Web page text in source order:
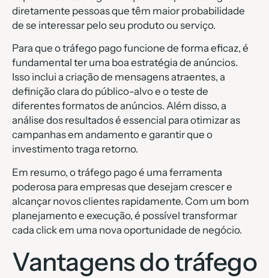
diretamente pessoas que têm maior probabilidade
de se interessar pelo seu produto ou serviço.
Para que o tráfego pago funcione de forma eficaz, é
fundamental ter uma boa estratégia de anúncios.
Isso inclui a criação de mensagens atraentes, a
definição clara do público-alvo e o teste de
diferentes formatos de anúncios. Além disso, a
análise dos resultados é essencial para otimizar as
campanhas em andamento e garantir que o
investimento traga retorno.
Em resumo, o tráfego pago é uma ferramenta
poderosa para empresas que desejam crescer e
alcançar novos clientes rapidamente. Com um bom
planejamento e execução, é possível transformar
cada click em uma nova oportunidade de negócio.
Vantagens do tráfego